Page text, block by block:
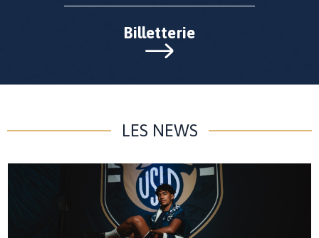
Billetterie
LES NEWS